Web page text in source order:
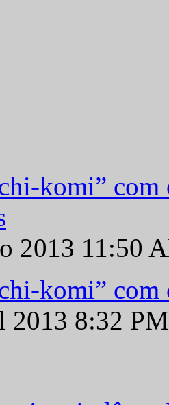
komi” com
2013 11:50
komi” com
2013 8:32